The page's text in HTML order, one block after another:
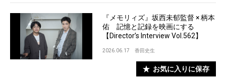
『メモリィズ』坂西未郁監督 × 柄本
佑 記憶と記録を映画にする
【Director’s Interview Vol.562】
2026.06.17 香田史生
お気に入りに保存